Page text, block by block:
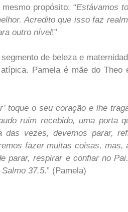
propósito: “Estávamos
Acredito que isso faz
outro nível!”
de beleza e
Pamela é mãe do
toque o seu coração e lhe
ruim recebido, uma porta
das vezes, devemos parar,
fazer muitas coisas, mas,
parar, respirar e confiar no
37.5.” (Pamela)